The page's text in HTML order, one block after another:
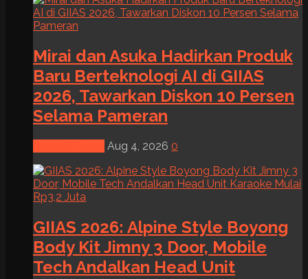
Mirai dan Asuka Hadirkan Produk
Baru Berteknologi AI di GIIAS
2026, Tawarkan Diskon 10 Persen
Selama Pameran
Aug 4, 2026 0
GIIAS 2026: Alpine Style Boyong
Body Kit Jimny 3 Door, Mobile
Tech Andalkan Head Unit